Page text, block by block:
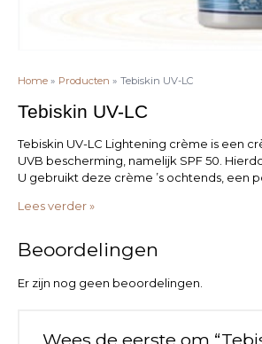
Home Producten Tebiskin UV-LC
Tebiskin UV-LC
Tebiskin UV-LC Lightening crème is een
UVB bescherming, namelijk SPF 50.
U gebruikt deze crème ’s ochtends, een
Lees verder »
Beoordelingen
Er zijn nog geen beoordelingen.
Wees de eerste om